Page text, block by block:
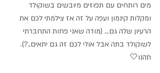
מים רותחים עם תפוזים מיובשים בשוקולד
ומקלות קינמון ועפה על זה אז צילמתי לכם את
הרעיון שלה גם... (מודה שאני פחות התחברתי
לשוקולד בתה אבל אולי לכם זה גם יתאים..?).
תהנו🤍